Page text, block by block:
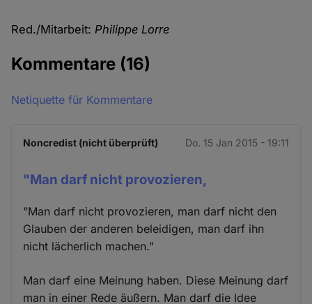
Red./Mitarbeit:Philippe Lorre
Kommentare (16)
Netiquette für Kommentare
Noncredist (nicht überprüft) Do. 15 Jan 2015 - 19:11
"Man darf nicht provozieren,
"Man darf nicht provozieren, man darf nicht den
Glauben der anderen beleidigen, man darf ihn
nicht lächerlich machen."
Man darf eine Meinung haben. Diese Meinung darf
man in einer Rede äußern. Man darf die Idee